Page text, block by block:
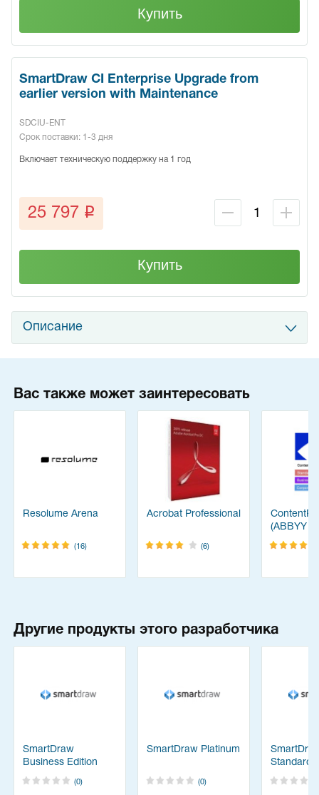
Купить
SmartDraw CI Enterprise Upgrade from
earlier version with Maintenance
SDCIU-ENT
Срок поставки: 1-3 дня
Включает техническую поддержку на 1 год
25 797 q
Купить
Описание
Вас также может заинтересовать
Resolume Arena
(16)
Acrobat Professional
(6)
(ABBYY
Другие продукты этого разработчика
SmartDraw
Business Edition
(0)
SmartDraw Platinum
(0)
Standard